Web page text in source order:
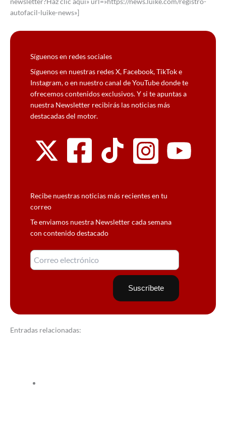
autofacil-luike-news»]
Síguenos en redes sociales
Síguenos en nuestras redes X, Facebook, TikTok e
Instagram, o en nuestro canal de YouTube donde te
ofrecemos contenidos exclusivos. Y si te apuntas a
nuestra Newsletter recibirás las noticias más
destacadas del motor.
Recibe nuestras noticias más recientes en tu
correo
Te enviamos nuestra Newsletter cada semana
con contenido destacado
Entradas relacionadas: